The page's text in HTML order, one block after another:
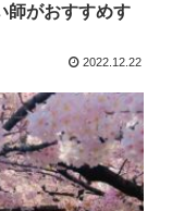
師がおすすめす
2022.12.22